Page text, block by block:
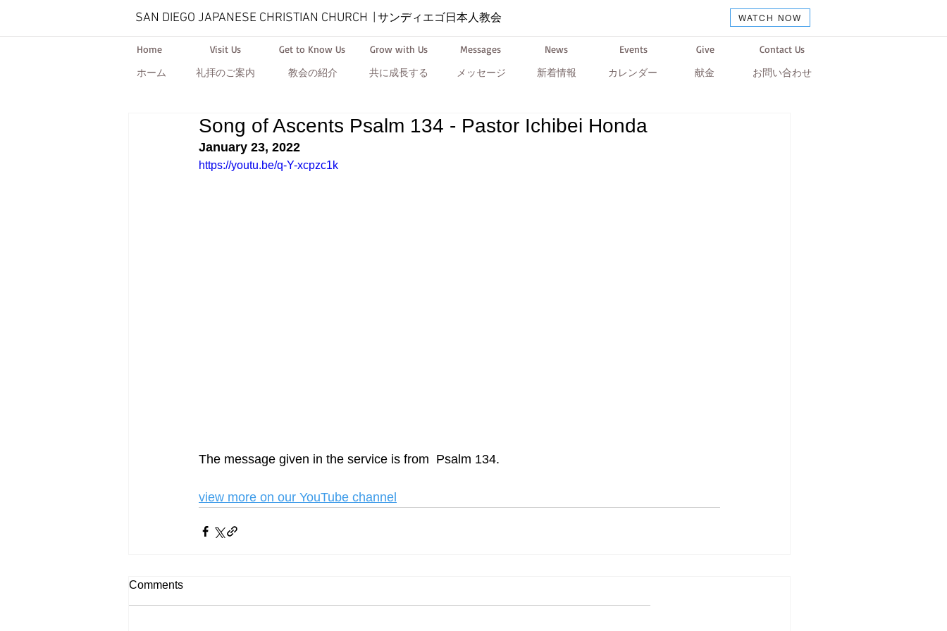
SAN DIEGO JAPANESE CHRISTIAN CHURCH サンディエゴ日本人教会 WATCH NOW
Home
ホーム
Visit Us
礼拝のご案内
Get to Know Us
教会の紹介
Grow with Us
共に成長する
Messages
メッセージ
News
新着情報
Events
カレンダー
Give
献金
Contact Us
お問い合わせ
Song of Ascents Psalm 134 - Pastor Ichibei Honda
January 23, 2022
https://youtu.be/q-Y-xcpzc1k
The message given in the service is from  Psalm 134.
view more on our YouTube channel
Comments